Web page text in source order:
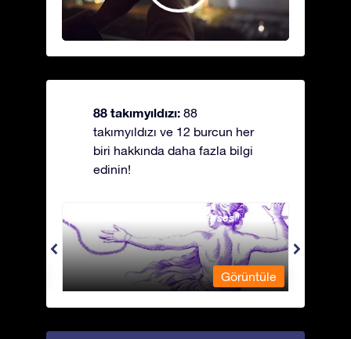
88 takımyıldızı: 88
takımyıldızı ve 12 burcun her
biri hakkında daha fazla bilgi
edinin!
Andromeda - Zincirli Prenses
Görüntüle